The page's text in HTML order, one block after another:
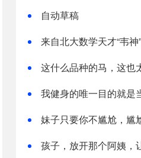
自动草稿
来自北大数学天才“韦
这什么品种的马，这也
我健身的唯一目的就是
妹子只要你不尴尬，尴
孩子，放开那个阿姨，